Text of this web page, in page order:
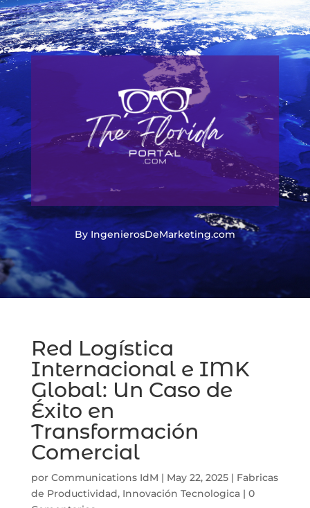
By IngenierosDeMarketing.com
Red Logística
Internacional e IMK
Global: Un Caso de
Éxito en
Transformación
Comercial
por Communications IdM | May 22, 2025| Fabricas
de Productividad, Innovación Tecnologica| 0